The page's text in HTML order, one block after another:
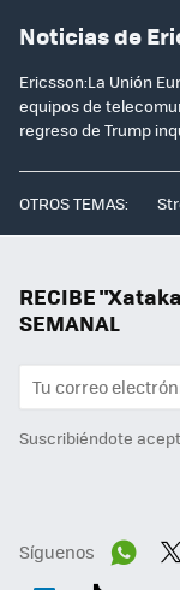
Noticias de
Ericsson:La Unión
equipos de
regreso de Trump
OTROS TEMAS:
RECIBE
SEMANAL
Suscribiéndote
Síguenos